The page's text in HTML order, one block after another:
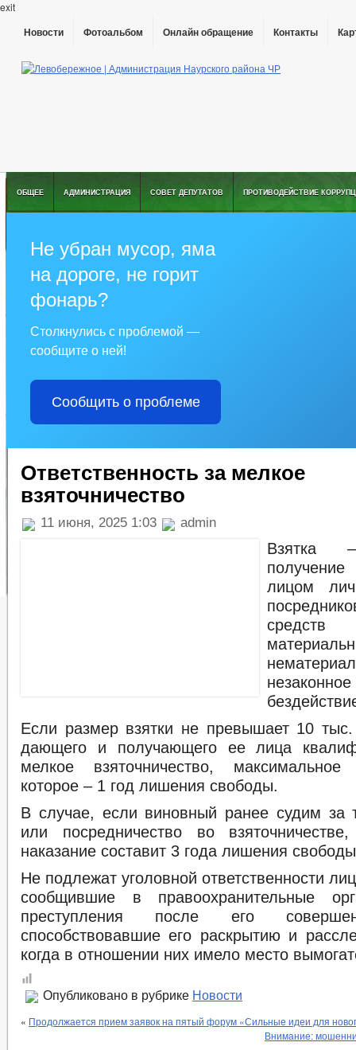
exit
Новости Фотоальбом Онлайн обращение Контакты
ОБЩЕЕ АДМИНИСТРАЦИЯ СОВЕТ ДЕПУТАТОВ ПРОТИВОДЕЙСТВИЕ
Не убран мусор, яма
на дороге, не горит
фонарь?
Столкнулись с проблемой —
сообщите о ней!
Сообщить о проблеме
Ответственность за мелкое
взяточничество
11 июня, 2025 1:03 admin
Взятка
лицом
Если размер взятки не превышает 10
дающего и получающего ее лица
мелкое взяточничество,
которое – 1 год лишения свободы.
В случае, если виновный ранее судим за
или посредничество во
наказание составит 3 года лишения
Не подлежат уголовной ответственности
сообщившие в правоохранительные
преступления после его
способствовавшие его раскрытию и
когда в отношении них имело место
Опубликовано в рубрике Новости
« Продолжается прием заявок на пятый форум «Сильные идеи для
Внимание: